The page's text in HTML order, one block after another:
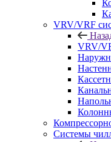
VRV/VRF
VRV/
Системы